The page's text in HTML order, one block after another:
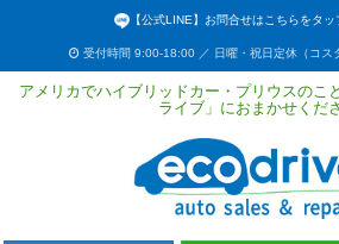
【公式LINE】お問合せはこちらをタ
受付時間 9:00-18:00 ／ 日曜・祝日定休（コス
アメリカでハイブリッドカー・プリウスのこ
ライブ」におまかせくだ